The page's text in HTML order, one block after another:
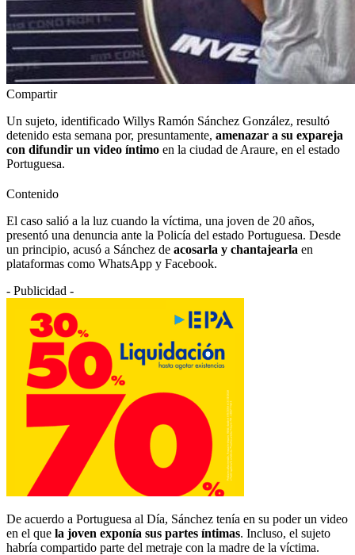
Compartir
Un sujeto, identificado Willys Ramón Sánchez González, resultó
detenido esta semana por, presuntamente, amenazar a su expareja
con difundir un video íntimo en la ciudad de Araure, en el estado
Portuguesa.
Contenido
El caso salió a la luz cuando la víctima, una joven de 20 años,
presentó una denuncia ante la Policía del estado Portuguesa. Desde
un principio, acusó a Sánchez de acosarla y chantajearla en
plataformas como WhatsApp y Facebook.
- Publicidad -
De acuerdo a Portuguesa al Día, Sánchez tenía en su poder un video
en el que la joven exponía sus partes íntimas. Incluso, el sujeto
habría compartido parte del metraje con la madre de la víctima.